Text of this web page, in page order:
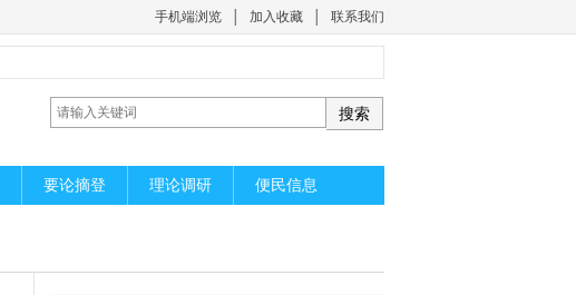
手机端浏览 加入收藏 联系我们
要论摘登 理论调研 便民信息